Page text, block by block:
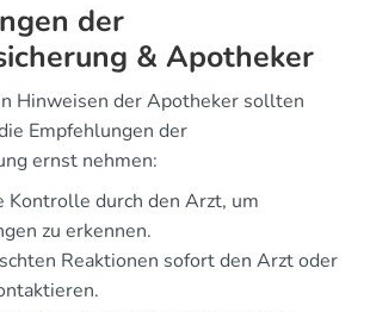
der
& Apotheker
Hinweisen der Apotheker sollten
Empfehlungen der
ernst nehmen:
Kontrolle durch den Arzt, um
zu erkennen.
Reaktionen sofort den Arzt oder